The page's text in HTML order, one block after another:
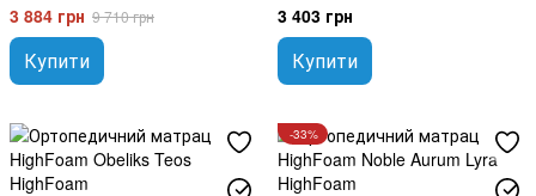
3 884 грн 9 710 грн
Купити
3 403 грн
Купити
-33%